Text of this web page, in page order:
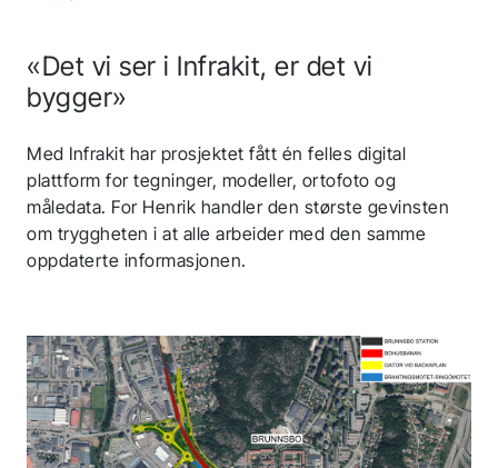
«Det vi ser i Infrakit, er det vi
bygger»
Med Infrakit har prosjektet fått én felles digital
plattform for tegninger, modeller, ortofoto og
måledata. For Henrik handler den største gevinsten
om tryggheten i at alle arbeider med den samme
oppdaterte informasjonen.